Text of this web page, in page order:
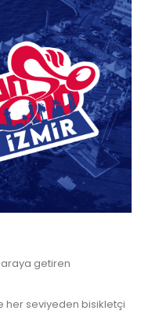
araya getiren
her seviyeden bisikletçi